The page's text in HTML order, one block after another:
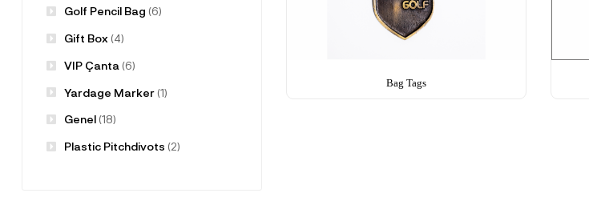
Bag Tags
Golf Pencil Bag (6)
Gift Box(4)
VIP Çanta (6)
Yardage Marker(1)
Genel(18)
Plastic Pitchdivots (2)